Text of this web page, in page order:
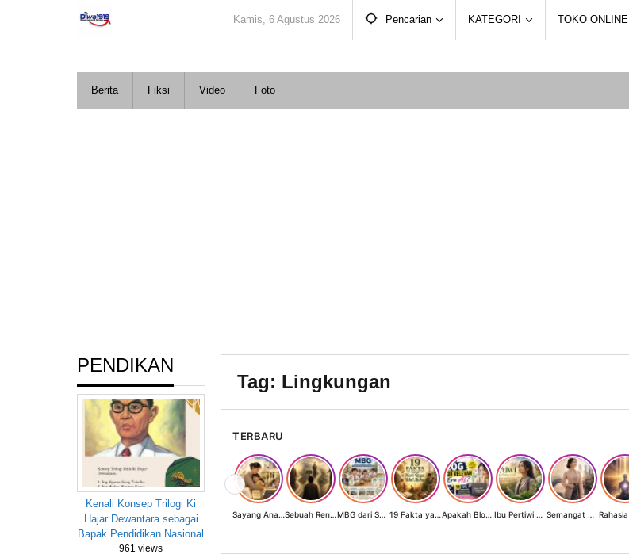
konten
Kamis, 6 Agustus 2026 Pencarian KATEGORI TOKO ONLINE
Berita Fiksi Video Foto
PENDIKAN
Kenali Konsep Trilogi Ki
Hajar Dewantara sebagai
Bapak Pendidikan Nasional
961 views
Tag: Lingkungan
TERBARU
❮
Sayang Anak, Lindungi dan Bangun Masa Depan: Investasi Terbaik Seorang Perempuan untuk Dunia yang Lebih Baik Sebuah Renungan tentang Cahaya, Penantian, dan Harapan Kebangkitan Peradaban Nusantara MBG dari Sudut Pandang Ibu Rumah Tangga, Guru, dan Akademisi: Investasi Generasi Emas Indonesia 19 Fakta yang Jarang Diketahui tentang Hari Raya Idul Adha Apakah Blog Masih Relevan di Era AI? 19 Fakta & 19 Tips Blogger Bertahan Ibu Pertiwi Menyimpan Rahasia Cinta Semangat Kartini 2026: Ketika Perempuan Modern Menyalakan Terangnya Sendiri